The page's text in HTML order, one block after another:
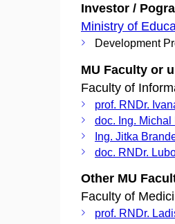
Investor /
Ministry of
Development
MU Faculty or
Faculty of
prof. RNDr.
doc. Ing.
Ing. Jitka
doc. RNDr.
Other MU
Faculty of
prof. RNDr.